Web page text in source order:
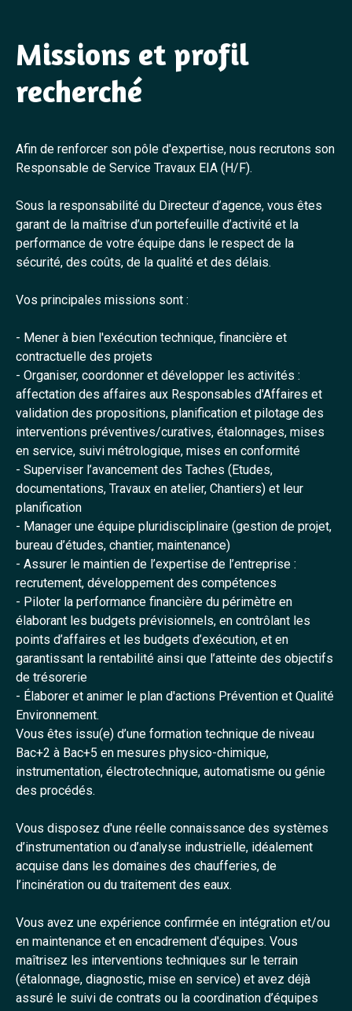
Missions et profil
recherché
Afin de renforcer son pôle d'expertise, nous recrutons son
Responsable de Service Travaux EIA (H/F).
Sous la responsabilité du Directeur d’agence, vous êtes
garant de la maîtrise d’un portefeuille d’activité et la
performance de votre équipe dans le respect de la
sécurité, des coûts, de la qualité et des délais.
Vos principales missions sont :
- Mener à bien l'exécution technique, financière et
contractuelle des projets
- Organiser, coordonner et développer les activités :
affectation des affaires aux Responsables d'Affaires et
validation des propositions, planification et pilotage des
interventions préventives/curatives, étalonnages, mises
en service, suivi métrologique, mises en conformité
- Superviser l’avancement des Taches (Etudes,
documentations, Travaux en atelier, Chantiers) et leur
planification
- Manager une équipe pluridisciplinaire (gestion de projet,
bureau d’études, chantier, maintenance)
- Assurer le maintien de l’expertise de l’entreprise :
recrutement, développement des compétences
- Piloter la performance financière du périmètre en
élaborant les budgets prévisionnels, en contrôlant les
points d’affaires et les budgets d’exécution, et en
garantissant la rentabilité ainsi que l’atteinte des objectifs
de trésorerie
- Élaborer et animer le plan d'actions Prévention et Qualité
Environnement.
Vous êtes issu(e) d’une formation technique de niveau
Bac+2 à Bac+5 en mesures physico-chimique,
instrumentation, électrotechnique, automatisme ou génie
des procédés.
Vous disposez d'une réelle connaissance des systèmes
d’instrumentation ou d’analyse industrielle, idéalement
acquise dans les domaines des chaufferies, de
l’incinération ou du traitement des eaux.
Vous avez une expérience confirmée en intégration et/ou
en maintenance et en encadrement d'équipes. Vous
maîtrisez les interventions techniques sur le terrain
(étalonnage, diagnostic, mise en service) et avez déjà
assuré le suivi de contrats ou la coordination d’équipes